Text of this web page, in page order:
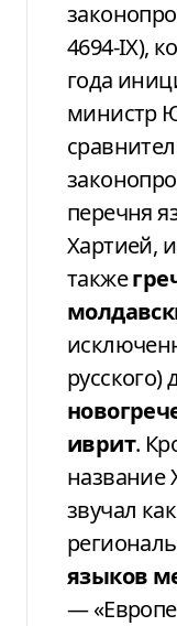
4694-IX),
года
министр
перечня
Хартией,
также
русского)
иврит.
название
звучал
языков
—